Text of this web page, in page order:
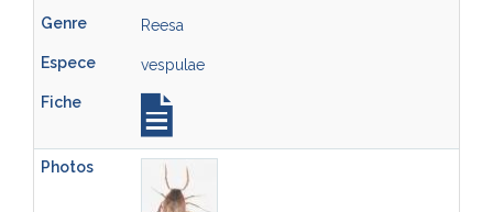
Reesa
vespulae